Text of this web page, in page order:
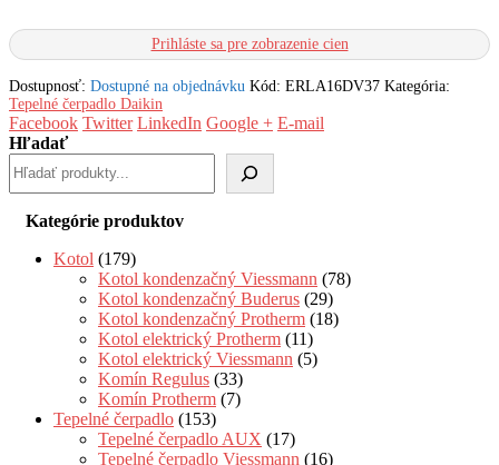
Prihláste sa pre zobrazenie cien
Dostupnosť: Dostupné na objednávku Kód: ERLA16DV37 Kategória:
Tepelné čerpadlo Daikin
Facebook Twitter LinkedIn Google + E-mail
Hľadať
Kategórie produktov
Kotol (179)
Kotol kondenzačný Viessmann (78)
Kotol kondenzačný Buderus (29)
Kotol kondenzačný Protherm (18)
Kotol elektrický Protherm (11)
Kotol elektrický Viessmann (5)
Komín Regulus (33)
Komín Protherm (7)
Tepelné čerpadlo (153)
Tepelné čerpadlo AUX (17)
Tepelné čerpadlo Viessmann (16)